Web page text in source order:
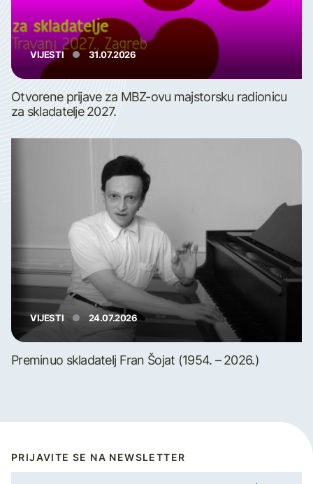
VIJESTI 31.07.2026
Otvorene prijave za MBZ-ovu majstorsku radionicu
za skladatelje 2027.
VIJESTI 24.07.2026
Preminuo skladatelj Fran Šojat (1954. – 2026.)
PRIJAVITE SE NA NEWSLETTER